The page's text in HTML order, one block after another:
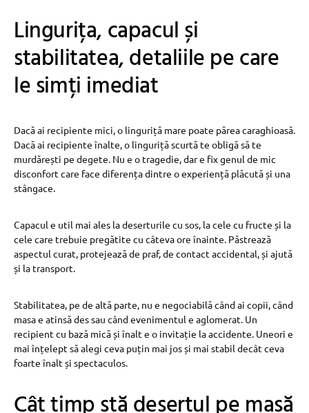
Lingurița, capacul și
stabilitatea, detaliile pe care
le simți imediat
Dacă ai recipiente mici, o linguriță mare poate părea caraghioasă.
Dacă ai recipiente înalte, o linguriță scurtă te obligă să te
murdărești pe degete. Nu e o tragedie, dar e fix genul de mic
disconfort care face diferența dintre o experiență plăcută și una
stângace.
Capacul e util mai ales la deserturile cu sos, la cele cu fructe și la
cele care trebuie pregătite cu câteva ore înainte. Păstrează
aspectul curat, protejează de praf, de contact accidental, și ajută
și la transport.
Stabilitatea, pe de altă parte, nu e negociabilă când ai copii, când
masa e atinsă des sau când evenimentul e aglomerat. Un
recipient cu bază mică și înalt e o invitație la accidente. Uneori e
mai înțelept să alegi ceva puțin mai jos și mai stabil decât ceva
foarte înalt și spectaculos.
Cât timp stă desertul pe masă